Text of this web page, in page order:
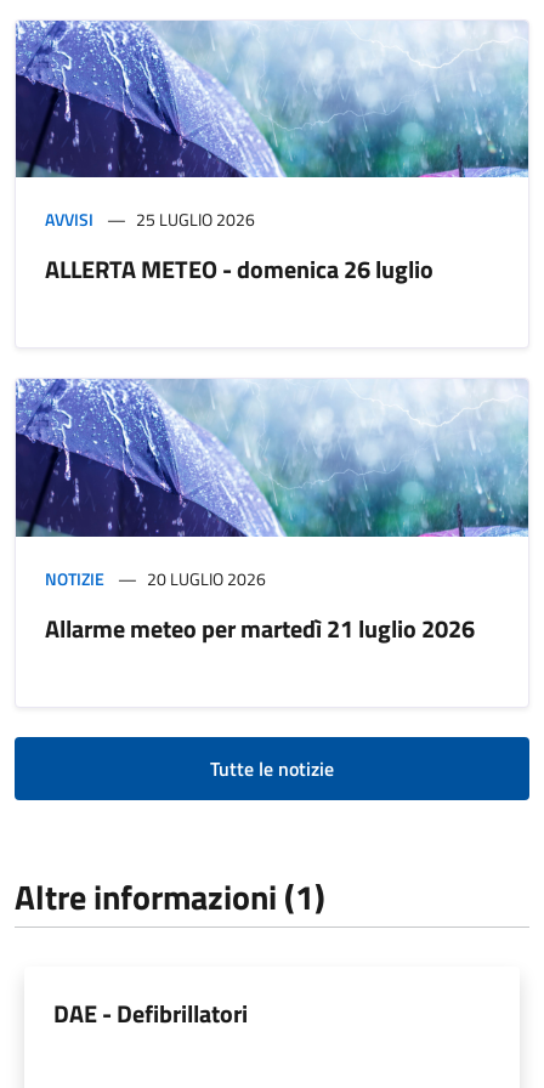
AVVISI 25 LUGLIO 2026
ALLERTA METEO - domenica 26 luglio
NOTIZIE 20 LUGLIO 2026
Allarme meteo per martedì 21 luglio 2026
Tutte le notizie
Altre informazioni (1)
DAE - Defibrillatori